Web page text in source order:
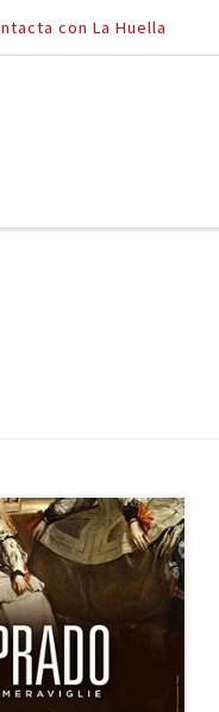
con La Huella
una hora y media
apresurados,
las que dedicó
(Tres horas en el
o cuatro, o seis,